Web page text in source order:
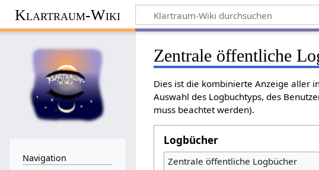
Klartraum-Wiki
Zentrale öffentliche
Dies ist die kombinierte Anzeige aller
Auswahl des Logbuchtyps, des
muss beachtet werden).
Logbücher
Zentrale öffentliche Logbücher
Navigation